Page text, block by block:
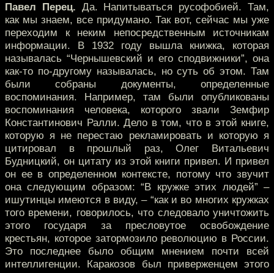
Павел Перец. Да. Напитываться русофобией. Там,
как мы знаем, все придумано. Так вот, сейчас мы уже
переходим к неким непосредственным источникам
информации. В 1932 году вышла книжка, которая
называлась “Чернышевский и его сподвижники”, она
как-то по-другому называлась, но суть об этом. Там
были собраны документы, определенные
воспоминания. Например, там были опубликованы
воспоминания человека, которого звали Земфир
Константинович Ралли. Дело в том, что в этой книге,
которую я не перестаю рекламировать и которую я
цитировал в прошлый раз, Олег Витальевич
Будницкий, он цитату из этой книги привел. И привел
он ее в определенном контексте, потому что звучит
она следующим образом: “В кружке этих людей” –
ишутинцы имеются в виду, – “как и во многих кружках
того времени, говорилось, что следовало уничтожить
этого государя за пресловутое освобождение
крестьян, которое затормозило революцию в России.
Это последнее было общим мнением почти всей
интеллигенции. Каракозов был приверженцем этого